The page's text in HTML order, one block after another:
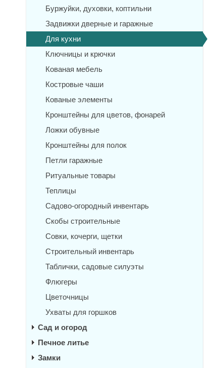
Буржуйки, духовки, коптильни
Задвижки дверные и гаражные
Для кухни
Ключницы и крючки
Кованая мебель
Костровые чаши
Кованые элементы
Кронштейны для цветов, фонарей
Ложки обувные
Кронштейны для полок
Петли гаражные
Ритуальные товары
Теплицы
Садово-огородный инвентарь
Скобы строительные
Совки, кочерги, щетки
Строительный инвентарь
Таблички, садовые силуэты
Флюгеры
Цветочницы
Ухваты для горшков
Сад и огород
Печное литье
Замки